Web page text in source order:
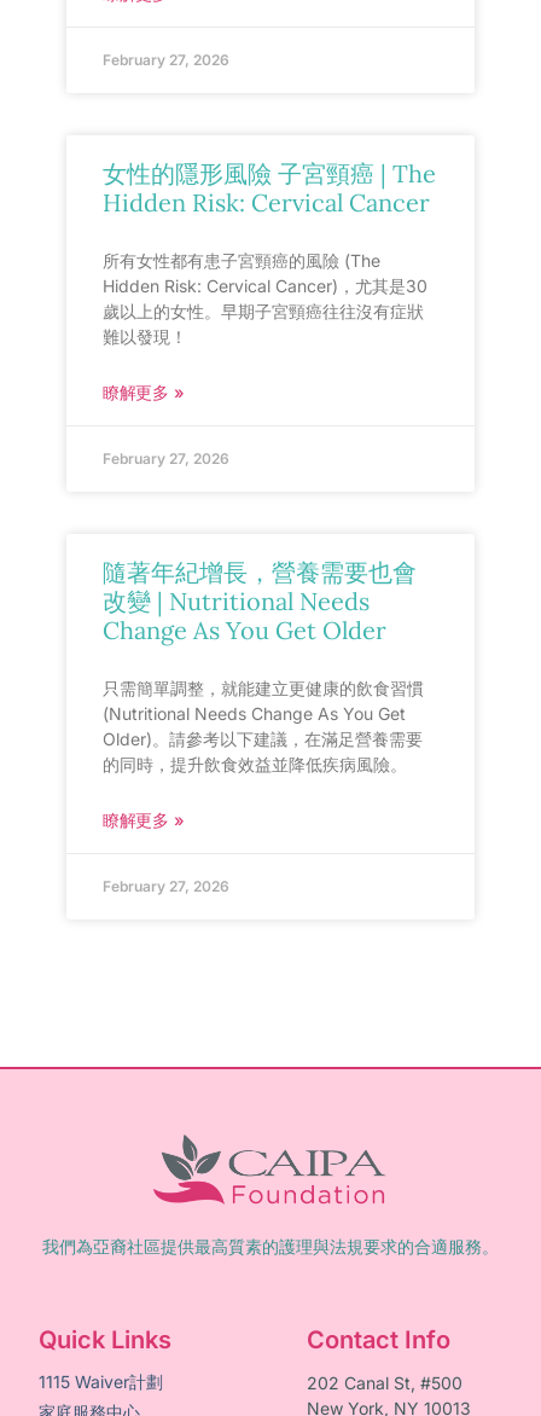
February 27, 2026
女性的隱形風險 子宮頸癌 | The
Hidden Risk: Cervical Cancer
所有女性都有患子宮頸癌的風險 (The
Hidden Risk: Cervical Cancer)，尤其是30
歲以上的女性。早期子宮頸癌往往沒有症狀
難以發現！
瞭解更多 »
February 27, 2026
隨著年紀增長，營養需要也會
改變 | Nutritional Needs
Change As You Get Older
只需簡單調整，就能建立更健康的飲食習慣
(Nutritional Needs Change As You Get
Older)。請參考以下建議，在滿足營養需要
的同時，提升飲食效益並降低疾病風險。
瞭解更多 »
February 27, 2026
我們為亞裔社區提供最高質素的護理與法規要求的合適服務。
Quick Links
1115 Waiver計劃
家庭服務中心
Contact Info
202 Canal St, #500
New York, NY 10013